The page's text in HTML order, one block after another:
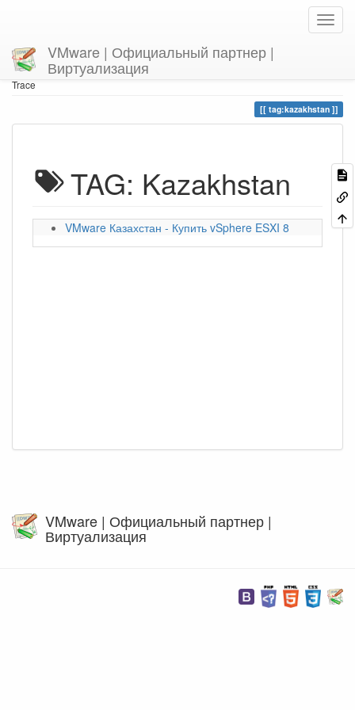
VMware | Официальный партнер |
Виртуализация
You are here Home
tag
kazakhstan
Trace
tag:kazakhstan
TAG: Kazakhstan
VMware Казахстан - Купить vSphere ESXI 8
VMware | Официальный партнер |
Виртуализация